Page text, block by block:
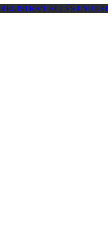
REGISTRA'T ACCÉS USUARI